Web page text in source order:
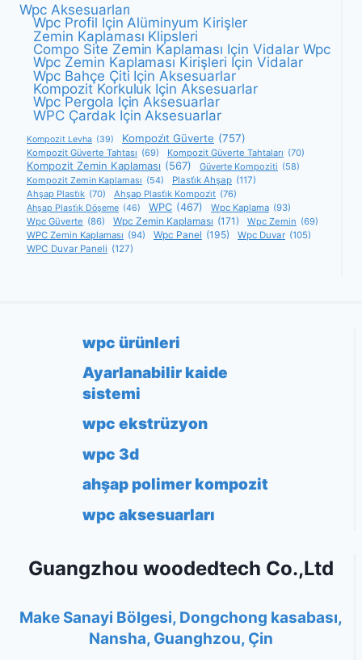
Wpc Aksesuarları
Wpc Profil Için Alüminyum Kirişler
Zemin Kaplaması Klipsleri
Compo Site Zemin Kaplaması Için Vidalar Wpc
Wpc Zemin Kaplaması Kirişleri Için Vidalar
Wpc Bahçe Çiti Için Aksesuarlar
Kompozit Korkuluk Için Aksesuarlar
Wpc Pergola Için Aksesuarlar
WPC Çardak Için Aksesuarlar
Kompozit Levha (39) Kompozi̇t Güverte (757)
Kompozit Güverte Tahtası (69) Kompozit Güverte Tahtaları (70)
Kompozit Zemin Kaplaması (567) Güverte Kompoziti (58)
Kompozit Zemin Kaplaması (54) Plasti̇k Ahşap (117)
Ahşap Plasti̇k (70) Ahşap Plasti̇k Kompozi̇t (76)
Ahşap Plasti̇k Döşeme (46) WPC (467) Wpc Kaplama (93)
Wpc Güverte (86) Wpc Zemin Kaplaması (171) Wpc Zemin (69)
WPC Zemin Kaplaması (94) Wpc Panel (195) Wpc Duvar (105)
WPC Duvar Paneli (127)
wpc ürünleri
Ayarlanabilir kaide
sistemi
wpc ekstrüzyon
wpc 3d
ahşap polimer kompozit
wpc aksesuarları
Guangzhou woodedtech Co.,Ltd
Make Sanayi Bölgesi, Dongchong kasabası,
Nansha, Guanghzou, Çin